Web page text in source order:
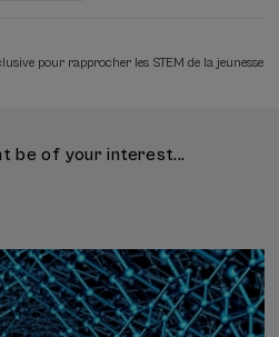
pour rapprocher les STEM de la jeunesse
be of your interest...